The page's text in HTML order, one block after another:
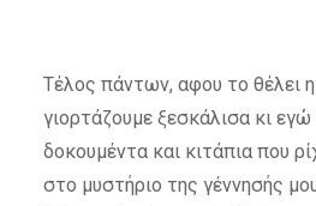
Τέλος πάντων, αφου το θέλει
γιορτάζουμε ξεσκάλισα κι εγώ
δοκουμέντα και κιτάπια που
στο μυστήριο της γέννησής